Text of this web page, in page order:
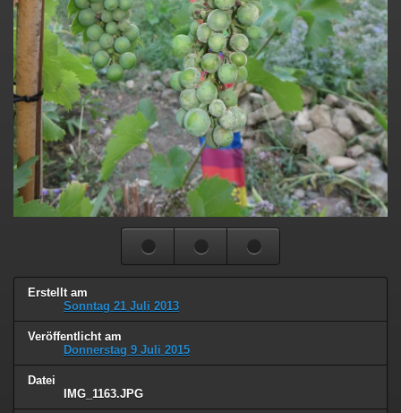
Erstellt am
Sonntag 21 Juli 2013
Veröffentlicht am
Donnerstag 9 Juli 2015
Datei
IMG_1163.JPG